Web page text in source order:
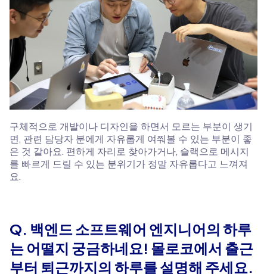
구체적으로 개발이나 디자인을 하면서 모르는 부분이 생기
면, 관련 담당자 분에게 자유롭게 여쭤볼 수 있는 부분이 좋
은 것 같아요. 편하게 자리로 찾아가거나, 슬랙으로 메시지
를 빠르게 드릴 수 있는 분위기가 정말 자유롭다고 느껴져
요.
Q. 백엔드 소프트웨어 엔지니어의 하루
는 어떨지 궁금하네요! 몰로코에서 출근
부터 퇴근까지의 하루를 설명해 주세요.